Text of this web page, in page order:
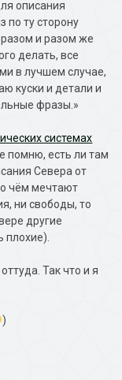
описания
по ту сторону
разом и разом же
делать, все
в лучшем случае,
куски и детали и
фразы.»
системах
помню, есть ли там
Севера от
о чём мечтают
ни свободы, то
другие
плохие).
Так что и я
)